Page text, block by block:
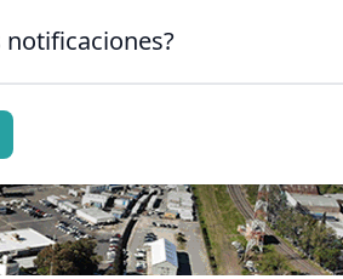
CLASIFICADOS